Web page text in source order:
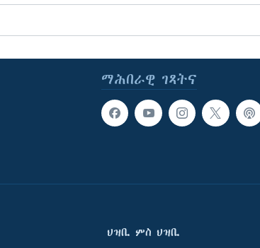
ማሕበራዊ ገጻትና
ህዝቢ ምስ ህዝቢ